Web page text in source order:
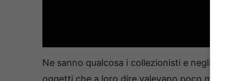
Ne sanno qualcosa i collezionisti e negli
oggetti che a loro dire valevano poco ma